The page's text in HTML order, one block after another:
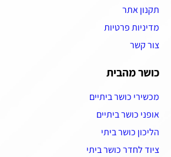
תקנון אתר
מדיניות פרטיות
צור קשר
כושר מהבית
מכשירי כושר ביתיים
אופני כושר ביתיים
הליכון כושר ביתי
ציוד לחדר כושר ביתי